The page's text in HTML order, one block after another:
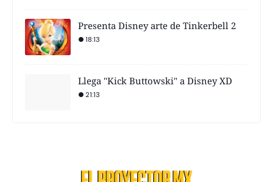
Presenta Disney arte de Tinkerbell 2
18:13
Llega "Kick Buttowski" a Disney XD
21:13